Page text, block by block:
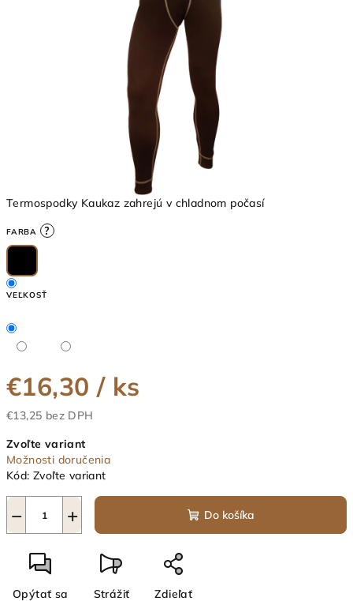
Termospodky Kaukaz zahrejú v chladnom počasí
FARBA ?
VEĽKOSŤ
€16,30 / ks
€13,25 bez DPH
cena:
Zvoľte variant
Možnosti doručenia
Kód: Zvoľte variant
+
− Do košíka
Opýtať sa Strážiť Zdieľať